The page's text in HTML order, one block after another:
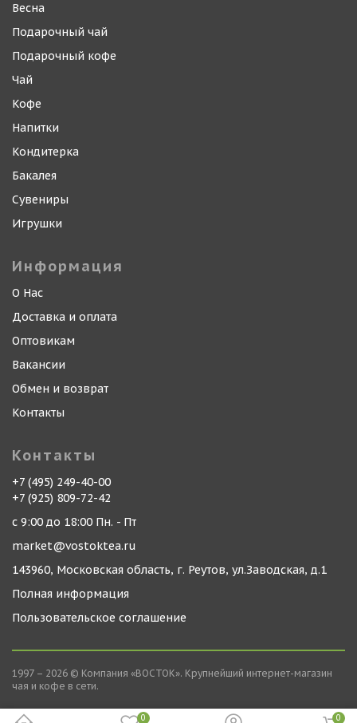
0 0
Весна
Подарочный чай
Подарочный кофе
Чай
Кофе
Напитки
Кондитерка
Бакалея
Сувениры
Игрушки
Информация
О Нас
Доставка и оплата
Оптовикам
Вакансии
Обмен и возврат
Контакты
Контакты
+7 (495) 249-40-00
+7 (925) 809-72-42
с 9:00 до 18:00 Пн. - Пт
market@vostoktea.ru
143960, Московская область, г. Реутов, ул.Заводская, д.1
Полная информация
Пользовательское соглашение
1997 – 2026 © Компания «ВОСТОК». Крупнейший интернет-магазин
чая и кофе в сети.